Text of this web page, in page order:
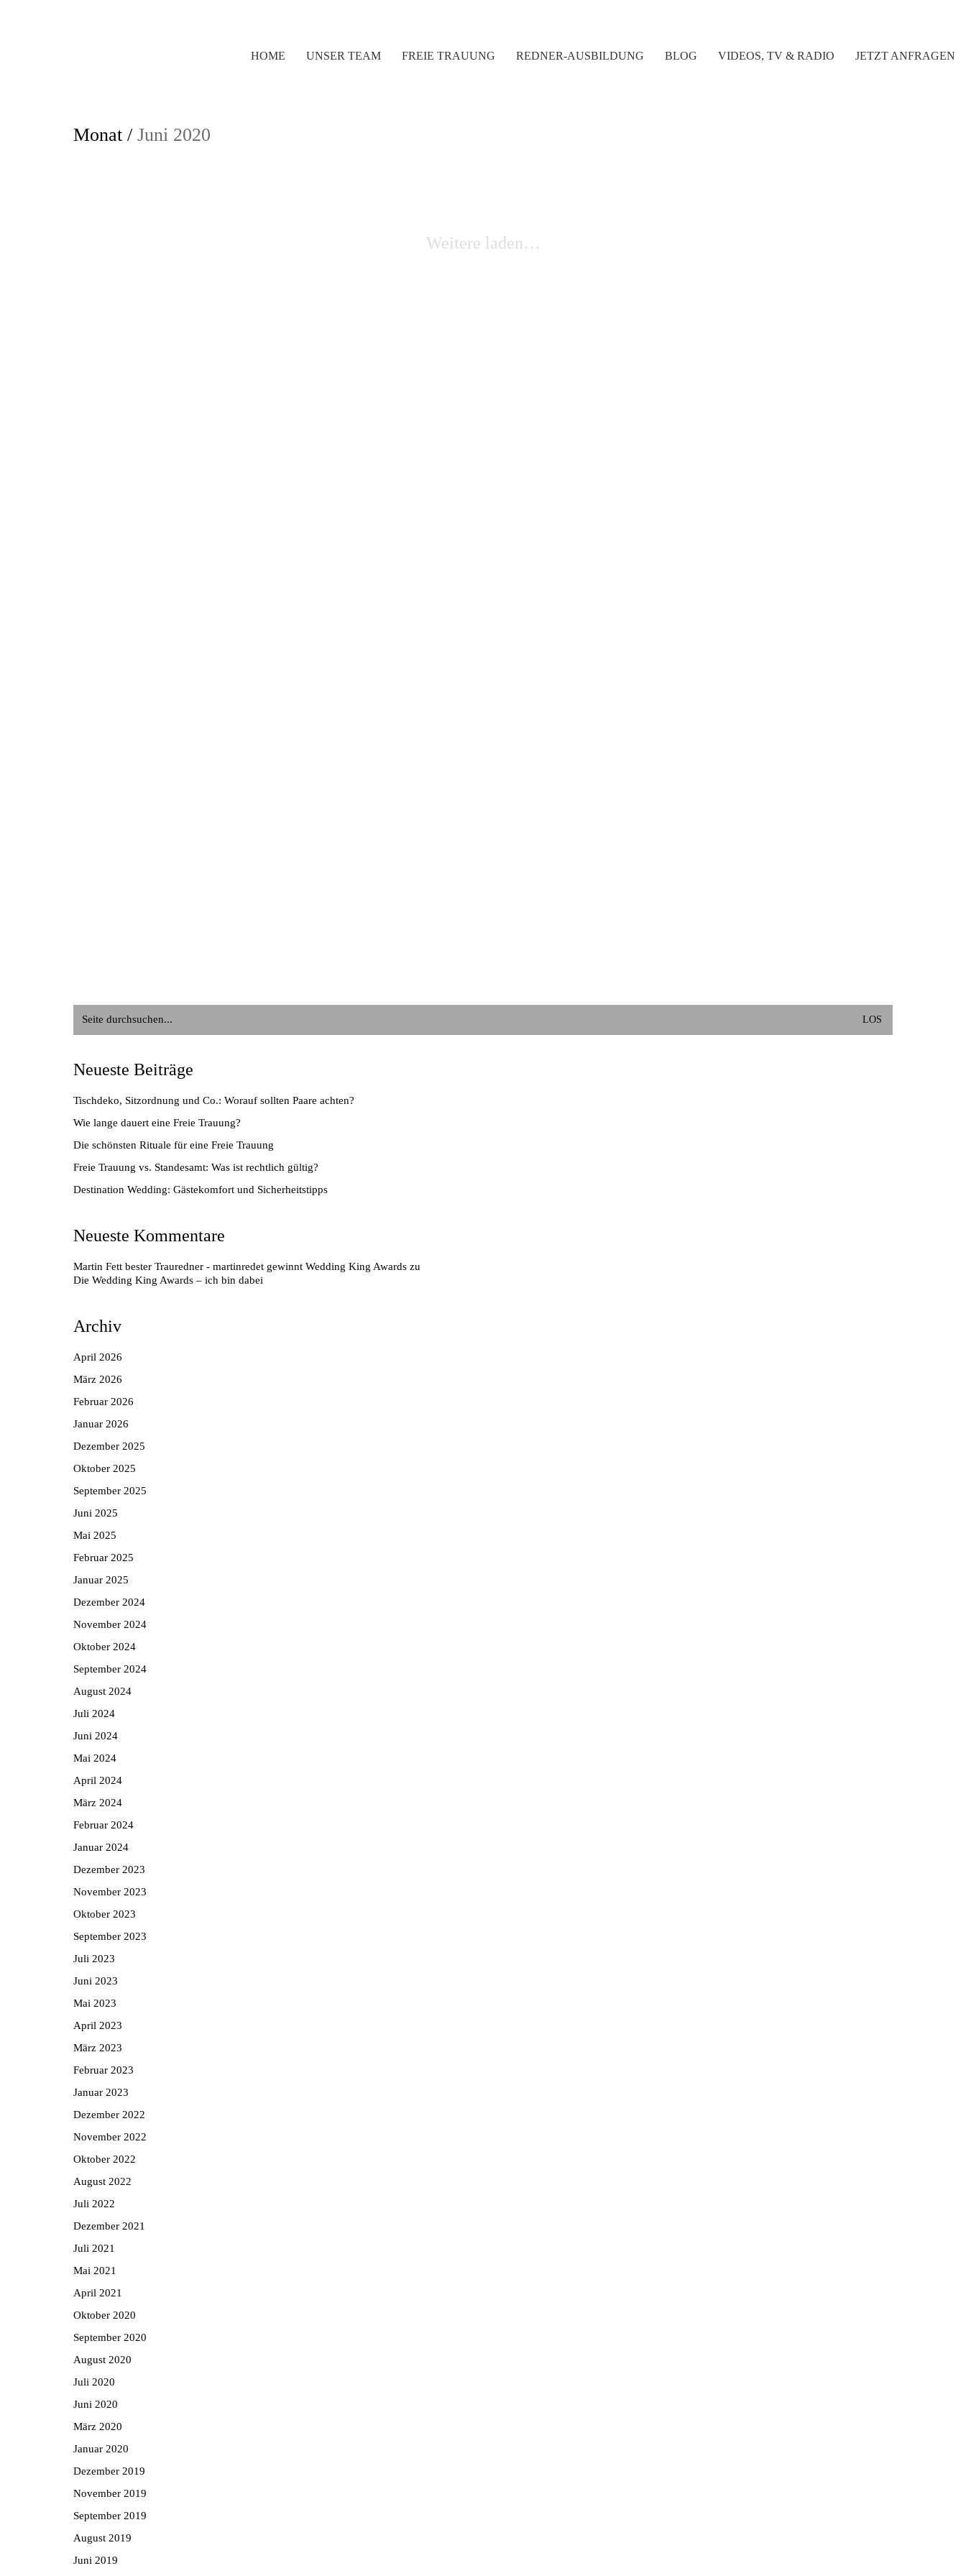
HOME UNSER TEAM FREIE TRAUUNG REDNER-AUSBILDUNG BLOG VIDEOS, TV & RADIO JETZT ANFRAGEN
Monat / Juni 2020
Weitere laden…
nach:
Neueste Beiträge
Tischdeko, Sitzordnung und Co.: Worauf sollten Paare achten?
Wie lange dauert eine Freie Trauung?
Die schönsten Rituale für eine Freie Trauung
Freie Trauung vs. Standesamt: Was ist rechtlich gültig?
Destination Wedding: Gästekomfort und Sicherheitstipps
Neueste Kommentare
Martin Fett bester Trauredner - martinredet gewinnt Wedding King Awards zu
Die Wedding King Awards – ich bin dabei
Archiv
April 2026
März 2026
Februar 2026
Januar 2026
Dezember 2025
Oktober 2025
September 2025
Juni 2025
Mai 2025
Februar 2025
Januar 2025
Dezember 2024
November 2024
Oktober 2024
September 2024
August 2024
Juli 2024
Juni 2024
Mai 2024
April 2024
März 2024
Februar 2024
Januar 2024
Dezember 2023
November 2023
Oktober 2023
September 2023
Juli 2023
Juni 2023
Mai 2023
April 2023
März 2023
Februar 2023
Januar 2023
Dezember 2022
November 2022
Oktober 2022
August 2022
Juli 2022
Dezember 2021
Juli 2021
Mai 2021
April 2021
Oktober 2020
September 2020
August 2020
Juli 2020
Juni 2020
März 2020
Januar 2020
Dezember 2019
November 2019
September 2019
August 2019
Juni 2019